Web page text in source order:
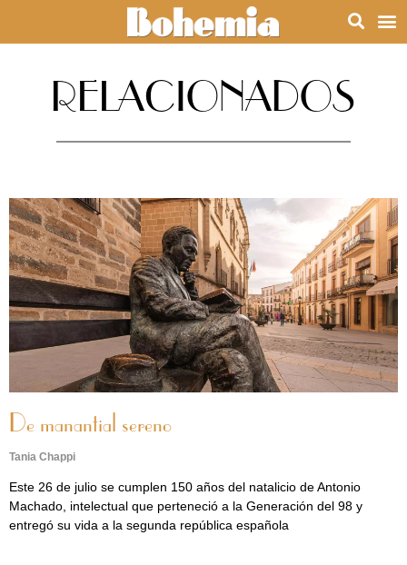
RELACIONADOS
De manantial sereno
Tania Chappi
Este 26 de julio se cumplen 150 años del natalicio de Antonio
Machado, intelectual que perteneció a la Generación del 98 y
entregó su vida a la segunda república española